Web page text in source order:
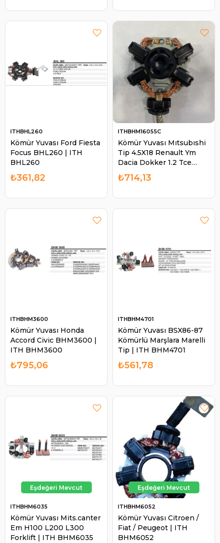
Kömür Yuvası Ford Fiesta
Focus BHL260 | ITH
BHL260
ITHBHL260
₺361,82
Kömür Yuvası Mıtsubıshi
Tip 4.5X18 Renault Ym
Dacia Dokker 1.2 Tce
2012- H5F4 Start-stop
Turbo / Dacia Duster 1.2
ITHBHM16055C
₺714,13
Kömür Yuvası Honda
Accord Civic BHM3600 |
ITH BHM3600
ITHBHM3600
₺795,06
Kömür Yuvası BSX86-87
Kömürlü Marşlara Marelli
Tip | ITH BHM4701
ITHBHM4701
₺561,78
Kömür Yuvası Mits.canter
Em H100 L200 L300
Forklift | ITH BHM6035
ITHBHM6035
Kömür Yuvası Citroen /
Fiat / Peugeot | ITH
BHM6052
ITHBHM6052